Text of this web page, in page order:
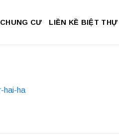
CƯ LIỀN KỀ BIỆT THỰ
hai-ha